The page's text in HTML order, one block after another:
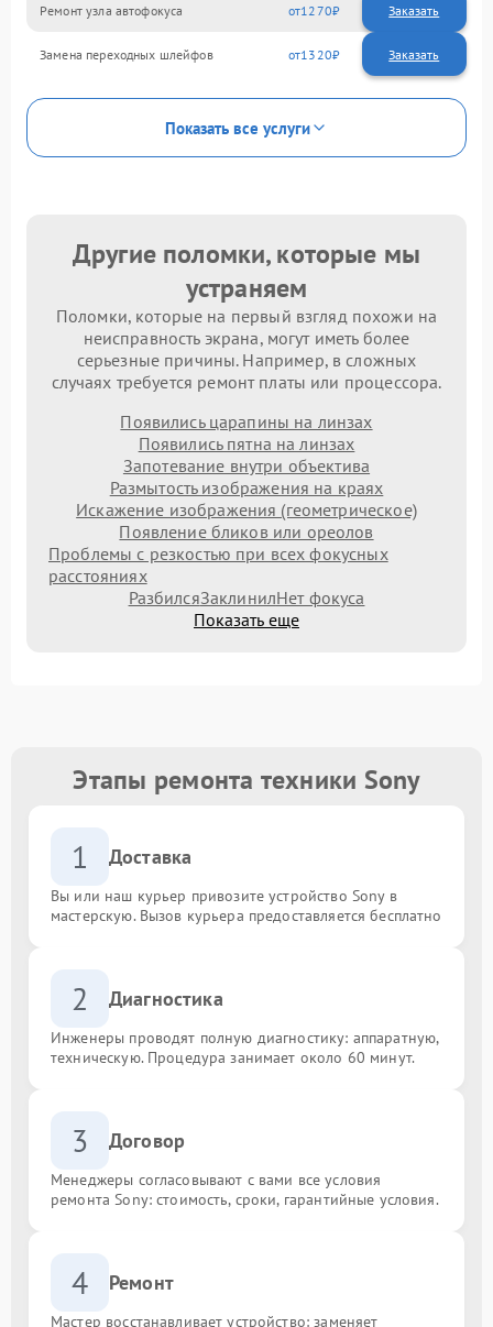
Ремонт узла автофокуса 1270
Замена переходных шлейфов 1320
Показать все услуги
Другие поломки, которые мы
устраняем
Поломки, которые на первый взгляд похожи на
неисправность экрана, могут иметь более
серьезные причины. Например, в сложных
случаях требуется ремонт платы или процессора.
Появились царапины на линзах
Появились пятна на линзах
Запотевание внутри объектива
Размытость изображения на краях
Искажение изображения (геометрическое)
Появление бликов или ореолов
Проблемы с резкостью при всех фокусных
расстояниях
РазбилсяЗаклинилНет фокуса
Показать еще
Этапы ремонта техники Sony
1 Доставка
Вы или наш курьер привозите устройство Sony в
мастерскую. Вызов курьера предоставляется бесплатно
2 Диагностика
Инженеры проводят полную диагностику: аппаратную,
техническую. Процедура занимает около 60 минут.
3 Договор
Менеджеры согласовывают с вами все условия
ремонта Sony: стоимость, сроки, гарантийные условия.
4 Ремонт
Мастер восстанавливает устройство: заменяет